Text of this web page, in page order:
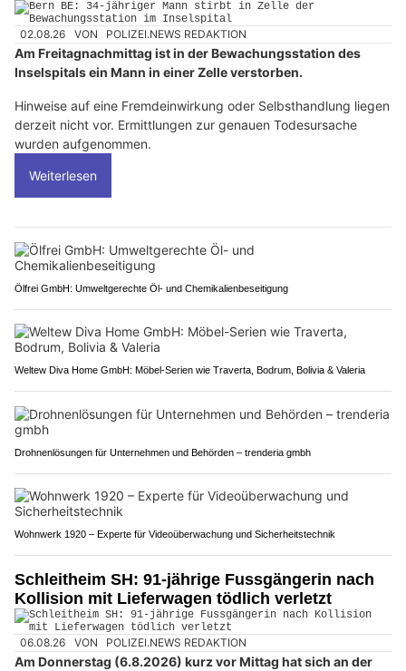
02.08.26 VON POLIZEI.NEWS REDAKTION
Am Freitagnachmittag ist in der Bewachungsstation des
Inselspitals ein Mann in einer Zelle verstorben.
Hinweise auf eine Fremdeinwirkung oder Selbsthandlung liegen
derzeit nicht vor. Ermittlungen zur genauen Todesursache
wurden aufgenommen.
Weiterlesen
Ölfrei GmbH: Umweltgerechte Öl- und Chemikalienbeseitigung
Weltew Diva Home GmbH: Möbel-Serien wie Traverta, Bodrum, Bolivia & Valeria
Drohnenlösungen für Unternehmen und Behörden – trenderia gmbh
Wohnwerk 1920 – Experte für Videoüberwachung und Sicherheitstechnik
Schleitheim SH: 91-jährige Fussgängerin nach
Kollision mit Lieferwagen tödlich verletzt
06.08.26 VON POLIZEI.NEWS REDAKTION
Am Donnerstag (6.8.2026) kurz vor Mittag hat sich an der